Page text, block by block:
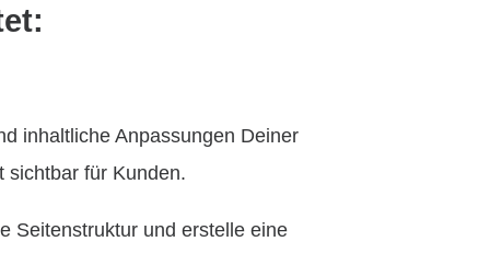
inhaltliche Anpassungen Deiner
sichtbar für Kunden.
Seitenstruktur und erstelle eine